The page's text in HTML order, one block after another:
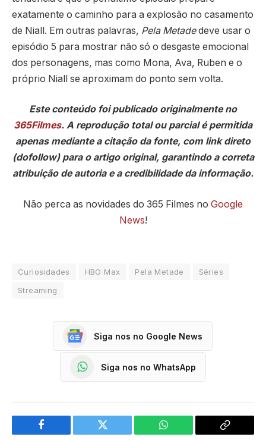
exatamente o caminho para a explosão no casamento
de Niall. Em outras palavras, Pela Metadedeve usar o
episódio 5 para mostrar não só o desgaste emocional
dos personagens, mas como Mona, Ava, Ruben e o
próprio Niall se aproximam do ponto sem volta.
Este conteúdo foi publicado originalmente no
365Filmes. A reprodução total ou parcial é permitida
apenas mediante a citação da fonte, com link direto
(dofollow) para o artigo original, garantindo a correta
atribuição de autoria e a credibilidade da informação.
Não perca as novidades do 365 Filmes no Google
News!
Curiosidades HBO Max Pela Metade
Séries
Streaming
Siga nos no Google News
Siga nos no WhatsApp
Facebook Twitter WhatsApp
Copy